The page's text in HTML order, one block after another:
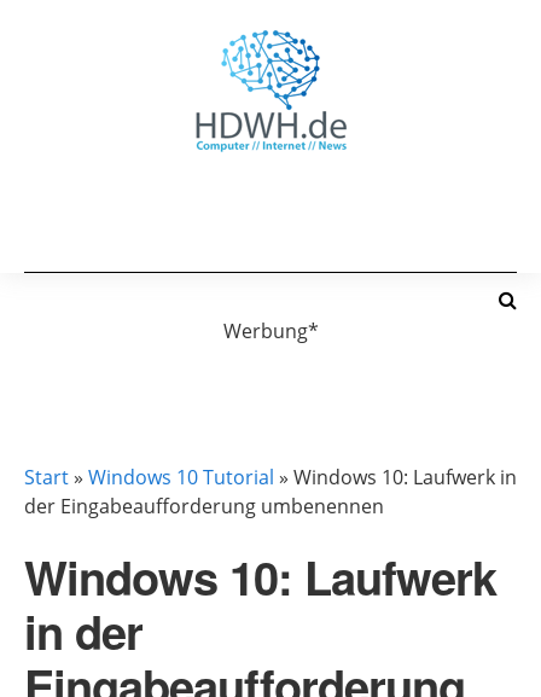
Werbung*
Start» Windows 10 Tutorial » Windows 10: Laufwerk in
der Eingabeaufforderung umbenennen
Windows 10: Laufwerk
in der